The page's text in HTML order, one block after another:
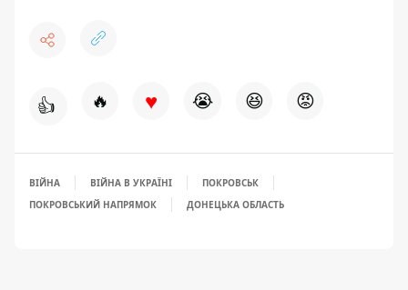
👍 🔥 ♥ 😭 😆 😡
ВІЙНА ВІЙНА В УКРАЇНІ
ПОКРОВСЬК
ПОКРОВСЬКИЙ НАПРЯМОК
ДОНЕЦЬКА ОБЛАСТЬ